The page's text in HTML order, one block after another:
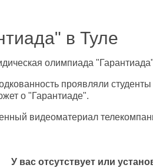
в Туле
олимпиада
проявляли
о "Гарантиаде".
видеоматериал
У вас отсутствует или